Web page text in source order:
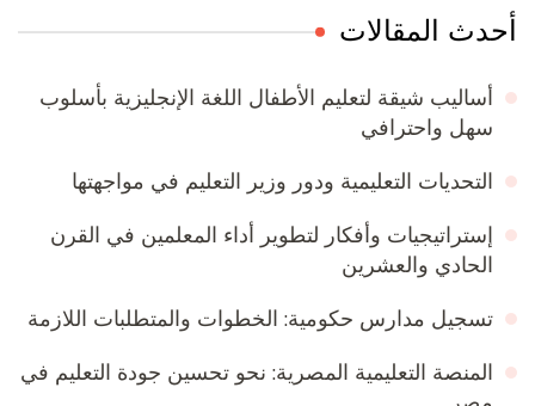
أحدث المقالات
أساليب شيقة لتعليم الأطفال اللغة الإنجليزية بأسلوب
سهل واحترافي
التحديات التعليمية ودور وزير التعليم في مواجهتها
إستراتيجيات وأفكار لتطوير أداء المعلمين في القرن
الحادي والعشرين
تسجيل مدارس حكومية: الخطوات والمتطلبات اللازمة
المنصة التعليمية المصرية: نحو تحسين جودة التعليم في